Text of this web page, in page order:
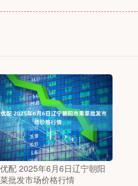
配 2025年6月6日辽宁朝阳
批发市场价格行情